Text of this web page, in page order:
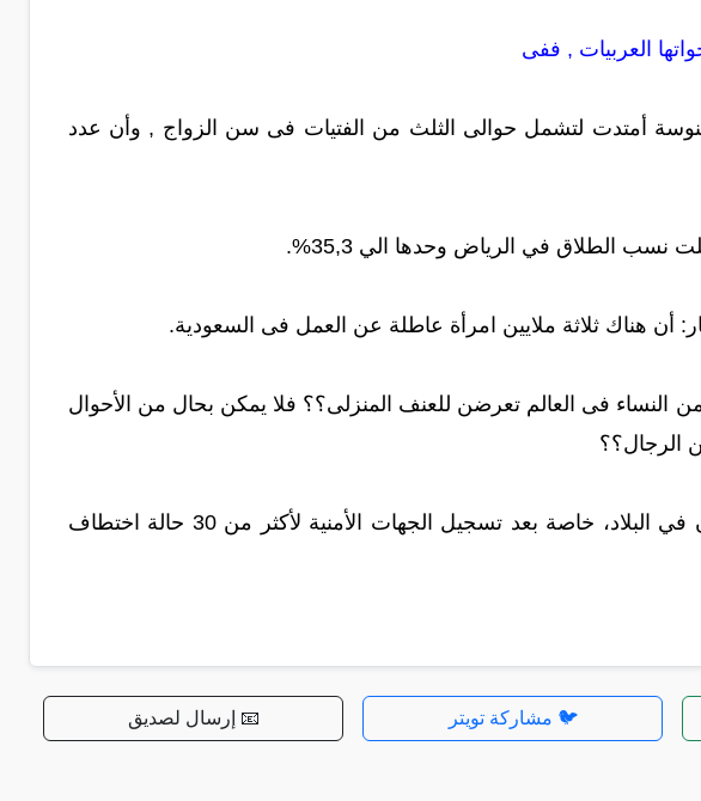
العربيات , ففى
أمتدت لتشمل حوالى الثلث من الفتيات فى سن الزواج , وأن عدد
الطلاق في الرياض وحدها الي 35,3%.
أن هناك ثلاثة ملايين امرأة عاطلة عن العمل فى السعودية.
التقرير الصادر عن البنك الدولى أن 20% من النساء فى العالم تعرضن للعنف المنزلى؟؟ فلا يمكن بحال من الأحوال
الرجال؟؟
يسود تخوف من تفشي ظاهره خطف الفتيات والصبيان في البلاد، خاصة بعد تسجيل الجهات الأمنية لأكثر من 30 حالة اختطاف
🐦 مشاركة تويتر 📧 إرسال لصديق